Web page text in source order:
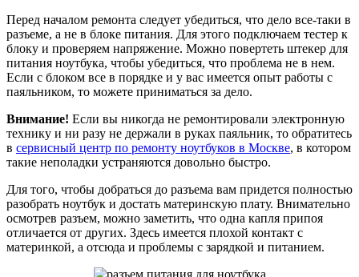
Перед началом ремонта следует убедиться, что дело все-таки в
разъеме, а не в блоке питания. Для этого подключаем тестер к
блоку и проверяем напряжение. Можно повертеть штекер для
питания ноутбука, чтобы убедиться, что проблема не в нем.
Если с блоком все в порядке и у вас имеется опыт работы с
паяльником, то можете приниматься за дело.
Внимание! Если вы никогда не ремонтировали электронную
технику и ни разу не держали в руках паяльник, то обратитесь
в сервисный центр по ремонту ноутбуков в Москве, в котором
такие неполадки устраняются довольно быстро.
Для того, чтобы добраться до разъема вам придется полностью
разобрать ноутбук и достать материнскую плату. Внимательно
осмотрев разъем, можно заметить, что одна капля припоя
отличается от других. Здесь имеется плохой контакт с
материнкой, а отсюда и проблемы с зарядкой и питанием.